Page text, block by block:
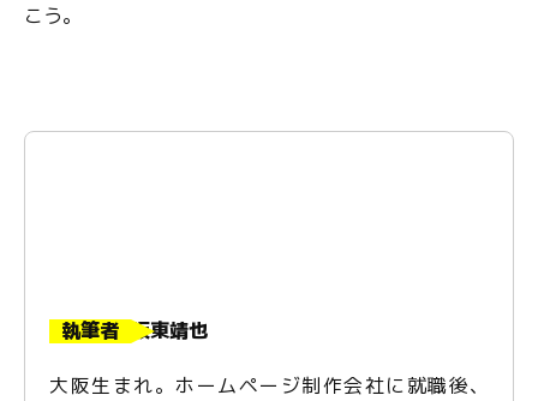
こう。
執筆者 坂東靖也
大阪生まれ。ホームページ制作会社に就職後、